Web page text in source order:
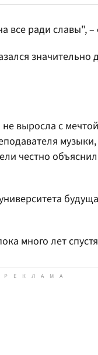
все ради славы",
значительно
выросла с
честно
много лет